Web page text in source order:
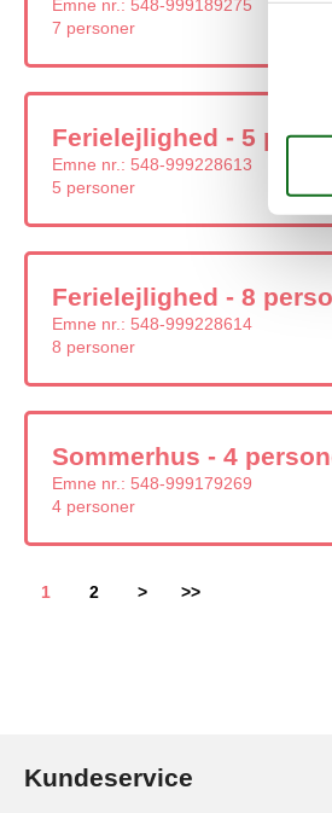
Emne nr.: 548-999189275
7 personer
Ferielejlighed - 5
Emne nr.: 548-999228613
5 personer
Ferielejlighed - 8
Emne nr.: 548-999228614
8 personer
Sommerhus - 4
Emne nr.: 548-999179269
4 personer
1 2 > >>
Kundeservice